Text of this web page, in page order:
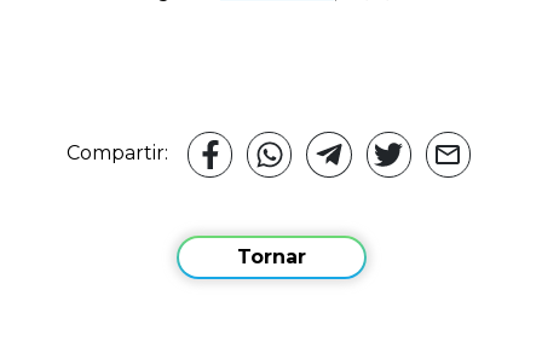
Compartir:
Tornar